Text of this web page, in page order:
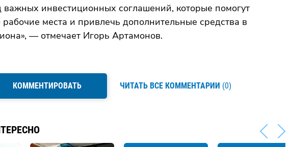
важных инвестиционных соглашений, которые помогут
рабочие места и привлечь дополнительные средства в
— отмечает Игорь Артамонов.
КОММЕНТИРОВАТЬ ЧИТАТЬ ВСЕ КОММЕНТАРИИ (0)